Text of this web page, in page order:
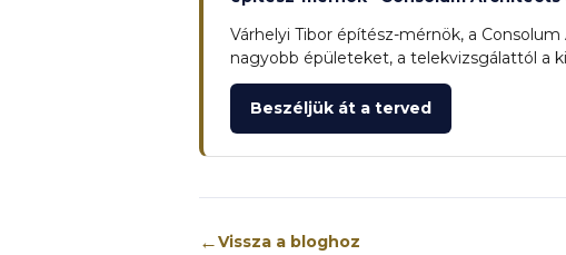
Várhelyi Tibor építész-mérnök, a
nagyobb épületeket, a telekvizsgálattól a
Beszéljük át a terved
←Vissza a bloghoz